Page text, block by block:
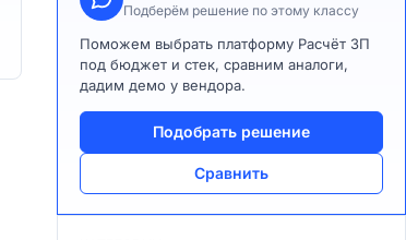
Подберём решение по этому классу
Поможем выбрать платформу Расчёт ЗП
под бюджет и стек, сравним аналоги,
дадим демо у вендора.
Подобрать решение
Сравнить